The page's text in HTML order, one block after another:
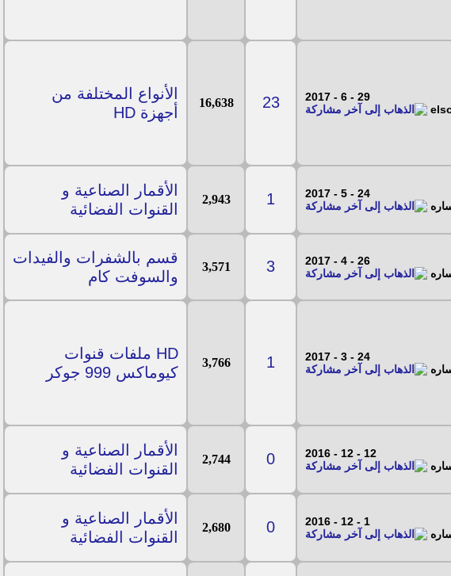
29 - 6 - 2017
23
16,638
الأنواع المختلفة من
أجهزة HD
24 - 5 - 2017
1
2,943
الأقمار الصناعية و
القنوات الفضائية
26 - 4 - 2017
3
3,571
قسم بالشفرات والفيدات
والسوفت كام
24 - 3 - 2017
1
3,766
HD ملفات قنوات
كيوماكس 999 جوكر
12 - 12 - 2016
0
2,744
الأقمار الصناعية و
القنوات الفضائية
1 - 12 - 2016
0
2,680
الأقمار الصناعية و
القنوات الفضائية